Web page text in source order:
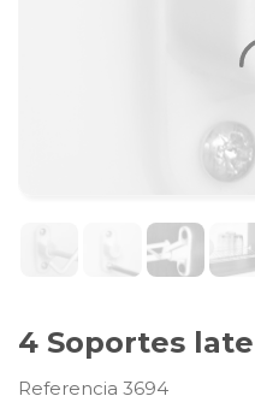
4 Soportes
Referencia 3694